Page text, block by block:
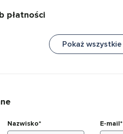
płatności
Pokaż wszystkie
Nazwisko* E-mail*